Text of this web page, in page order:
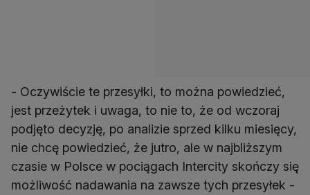
- Oczywiście te przesyłki, to można powiedzieć,
jest przeżytek i uwaga, to nie to, że od wczoraj
podjęto decyzję, po analizie sprzed kilku miesięcy,
nie chcę powiedzieć, że jutro, ale w najbliższym
czasie w Polsce w pociągach Intercity skończy się
możliwość nadawania na zawsze tych przesyłek -